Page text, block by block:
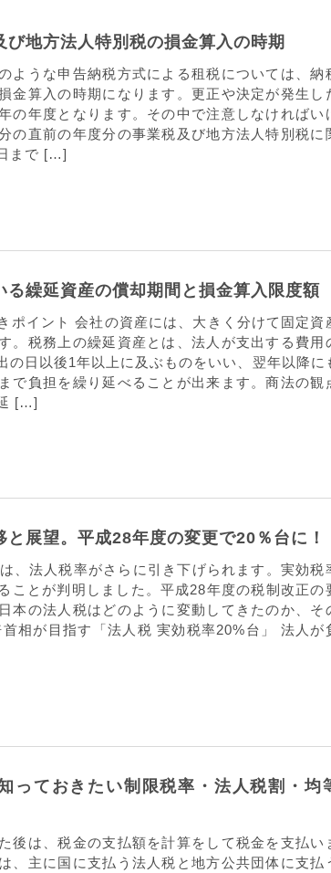
び地方法人特別税の損金算入の時期
ような申告納税方式による租税については、納
金算入の時期になります。更正や決定が発生し
の年度となります。その中で注意しなければい
の直前の年度分の事業税及び地方法人特別税に
まで […]
る繰延資産の償却期間と損金算入限度額
ポイント 会社の資産には、大きく分けて固定資
。税務上の繰延資産とは、法人が支出する費用
の日以後1年以上に及ぶものをいい、翌年以降に
で負担を繰り延べることが出来ます。商法の観
[…]
展望。平成28年度の変更で20％台に！
、法人税率がさらに引き下げられます。実効税
ことが判明しました。平成28年度の税制改正の
本の法人税はどのように変動してきたのか、そ
相が目指す「法人税 実効税率20%台」 法人が
っておきたい制限税率・法人税割・均
後は、税金の支払額を計算をして税金を支払い
、主に国に支払う法人税と地方公共団体に支払